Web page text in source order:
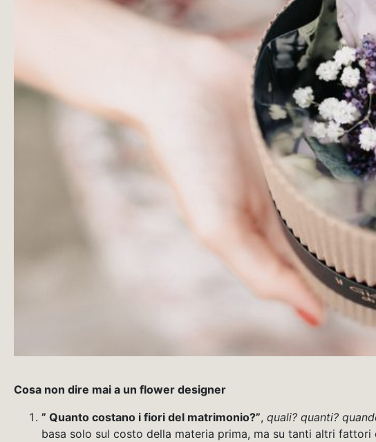
Cosa non dire mai a un flower designer
” Quanto costano i fiori del matrimonio?”, quali? quanti?
basa solo sul costo della materia prima, ma su tanti altri